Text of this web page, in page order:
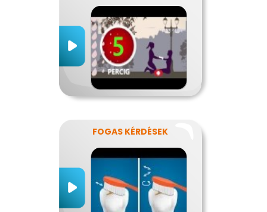
FOGAS KÉRDÉSEK